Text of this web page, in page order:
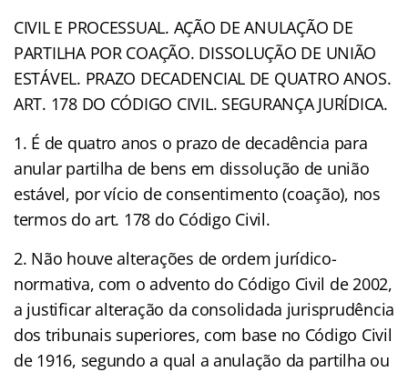
CIVIL E PROCESSUAL. AÇÃO DE ANULAÇÃO DE
PARTILHA POR COAÇÃO. DISSOLUÇÃO DE UNIÃO
ESTÁVEL. PRAZO DECADENCIAL DE QUATRO ANOS.
ART. 178 DO CÓDIGO CIVIL. SEGURANÇA JURÍDICA.
1. É de quatro anos o prazo de decadência para
anular partilha de bens em dissolução de união
estável, por vício de consentimento (coação), nos
termos do art. 178 do Código Civil.
2. Não houve alterações de ordem jurídico-
normativa, com o advento do Código Civil de 2002,
a justificar alteração da consolidada jurisprudência
dos tribunais superiores, com base no Código Civil
de 1916, segundo a qual a anulação da partilha ou